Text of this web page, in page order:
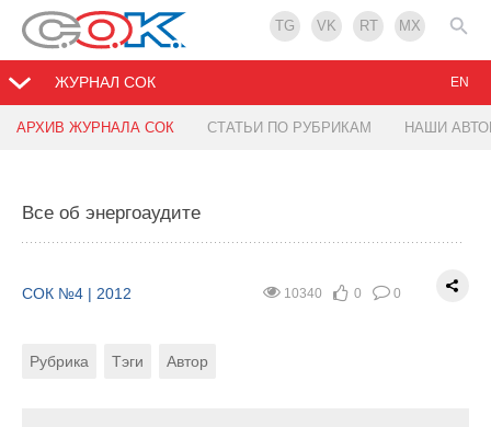
TG VK RT MX
ЖУРНАЛ СОК
АРХИВ ЖУРНАЛА СОК СТАТЬИ ПО РУБРИКАМ НАШИ
EN
Все об энергоаудите
10340 0 0
СОК №4 | 2012
Рубрика Тэги Автор
СОК №4 | 2012
Рубрика Тэги
В этой статье определены требования, которым